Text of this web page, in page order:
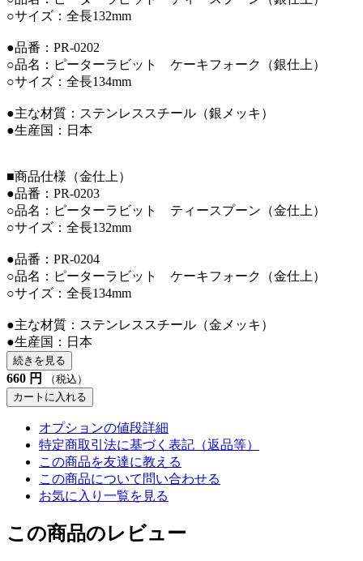
○サイズ：全長132mm
●品番：PR-0202
○品名：ピーターラビット ケーキフォーク（銀仕上）
○サイズ：全長134mm
●主な材質：ステンレススチール（銀メッキ）
●生産国：日本
■商品仕様（金仕上）
●品番：PR-0203
○品名：ピーターラビット ティースプーン（金仕上）
○サイズ：全長132mm
●品番：PR-0204
○品名：ピーターラビット ケーキフォーク（金仕上）
○サイズ：全長134mm
●主な材質：ステンレススチール（金メッキ）
●生産国：日本
続きを見る
660 円
（税込）
カートに入れる
オプションの値段詳細
特定商取引法に基づく表記（返品等）
この商品を友達に教える
この商品について問い合わせる
お気に入り一覧を見る
この商品のレビュー